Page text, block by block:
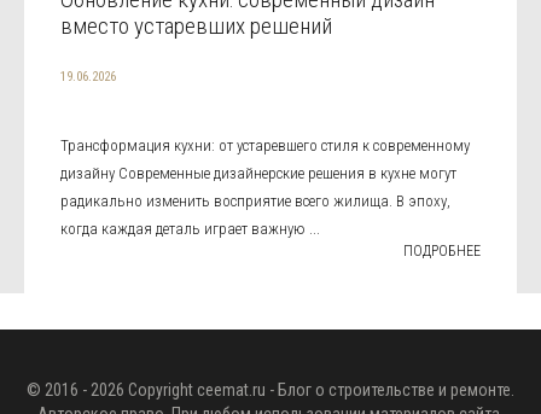
вместо устаревших решений
19.06.2026
Трансформация кухни: от устаревшего стиля к современному
дизайну Современные дизайнерские решения в кухне могут
радикально изменить восприятие всего жилища. В эпоху,
когда каждая деталь играет важную ...
ПОДРОБНЕЕ
© 2016 - 2026 Copyright ceemat.ru - Блог о строительстве и ремонте.